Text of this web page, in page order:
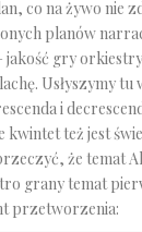
co na żywo nie
planów
jakość gry
Usłyszymy tu
i
kwintet też jest
że temat
grany temat
przetworzenia: